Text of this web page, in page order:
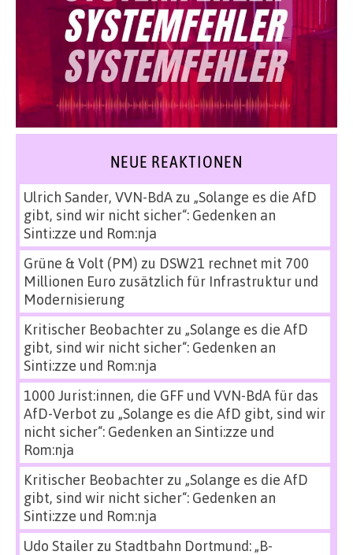
NEUE REAKTIONEN
Ulrich Sander, VVN-BdAzu „Solange es die AfD
gibt, sind wir nicht sicher“: Gedenken an
Sinti:zze und Rom:nja
Grüne & Volt (PM) zu DSW21 rechnet mit 700
Millionen Euro zusätzlich für Infrastruktur und
Modernisierung
Kritischer Beobachterzu „Solange es die AfD
gibt, sind wir nicht sicher“: Gedenken an
Sinti:zze und Rom:nja
1000 Jurist:innen, die GFF und VVN-BdA für das
AfD-Verbot zu „Solange es die AfD gibt, sind wir
nicht sicher“: Gedenken an Sinti:zze und
Rom:nja
Kritischer Beobachterzu „Solange es die AfD
gibt, sind wir nicht sicher“: Gedenken an
Sinti:zze und Rom:nja
Udo Stailerzu Stadtbahn Dortmund: „B-